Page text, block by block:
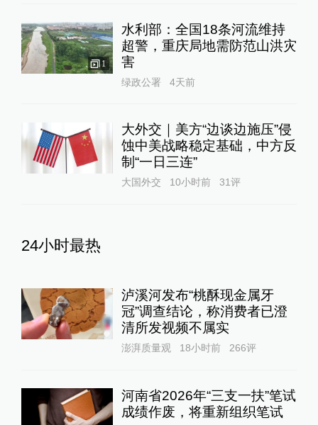
1
水利部：全国18条河流维持
超警，重庆局地需防范山洪灾
害
绿政公署 4天前
大外交｜美方“边谈边施压”侵
蚀中美战略稳定基础，中方反
制“一日三连”
大国外交 10小时前 31评
24小时最热
泸溪河发布“桃酥现金属牙
冠”调查结论，称消费者已澄
清所发视频不属实
澎湃质量观 18小时前 266评
河南省2026年“三支一扶”笔试
成绩作废，将重新组织笔试